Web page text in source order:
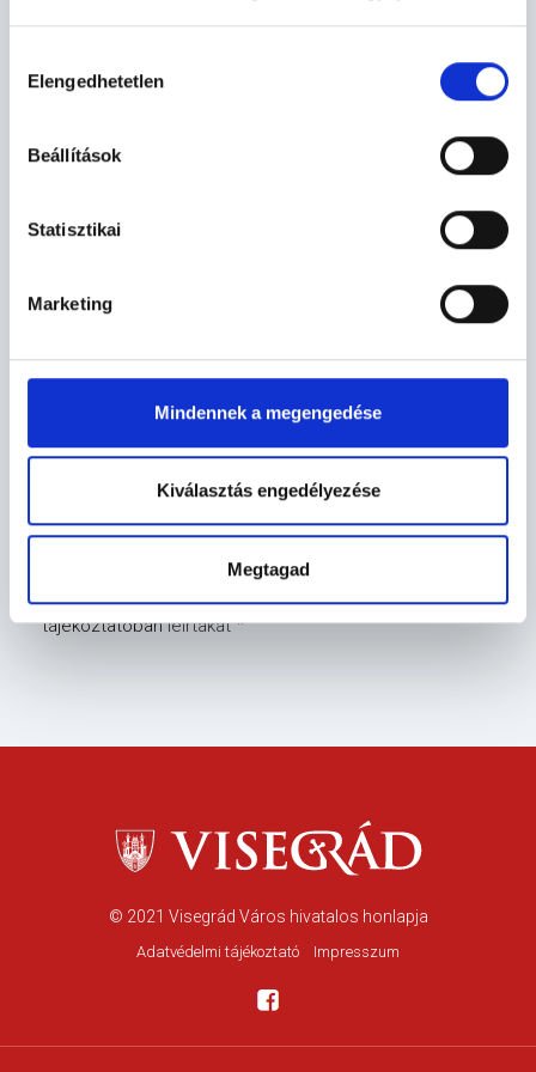
kiválasztása
Elengedhetetlen
Beállítások
Statisztikai
Marketing
Mindennek a megengedése
Kiválasztás engedélyezése
Megtagad
Helyi Választási Iroda etikai szabályzata
ELEKTRONIKUS ÜGYINTÉZÉS
HÍRLEVÉL
Feliratkozás
Elolvastam és elfogadom azadatvédelmi
tájékoztatóbanleírtakat
© 2021 Visegrád Város hivatalos honlapja
Adatvédelmi tájékoztató Impresszum